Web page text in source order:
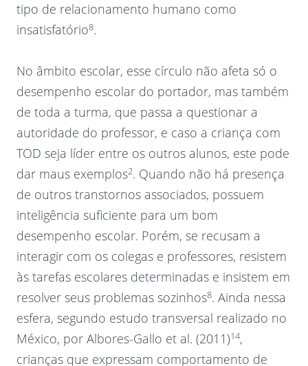
tipo de relacionamento humano como
insatisfatório8.
No âmbito escolar, esse círculo não afeta só o
desempenho escolar do portador, mas também
de toda a turma, que passa a questionar a
autoridade do professor, e caso a criança com
TOD seja líder entre os outros alunos, este pode
dar maus exemplos2. Quando não há presença
de outros transtornos associados, possuem
inteligência suficiente para um bom
desempenho escolar. Porém, se recusam a
interagir com os colegas e professores, resistem
às tarefas escolares determinadas e insistem em
resolver seus problemas sozinhos8. Ainda nessa
esfera, segundo estudo transversal realizado no
México, por Albores-Gallo et al. (2011)14,
crianças que expressam comportamento de